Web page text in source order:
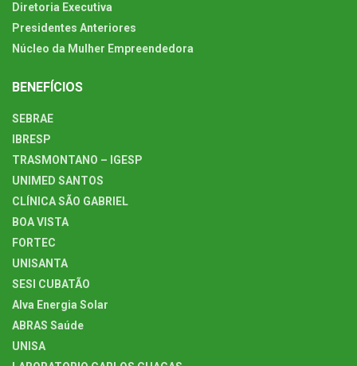
Diretoria Executiva
Presidentes Anteriores
Núcleo da Mulher Empreendedora
BENEFÍCIOS
SEBRAE
IBRESP
TRASMONTANO – IGESP
UNIMED SANTOS
CLÍNICA SÃO GABRIEL
BOA VISTA
FORTEC
UNISANTA
SESI CUBATÃO
Alva Energia Solar
ABRAS Saúde
UNISA